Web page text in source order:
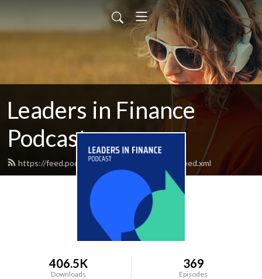
Leaders in Finance
Podcast
https://feed.podbean.com/leadersinfinance/feed.xml
406.5K
Downloads
369
Episodes